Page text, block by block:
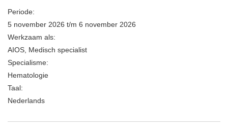
Periode:
5 november 2026 t/m 6 november 2026
Werkzaam als:
AIOS, Medisch specialist
Specialisme:
Hematologie
Taal:
Nederlands